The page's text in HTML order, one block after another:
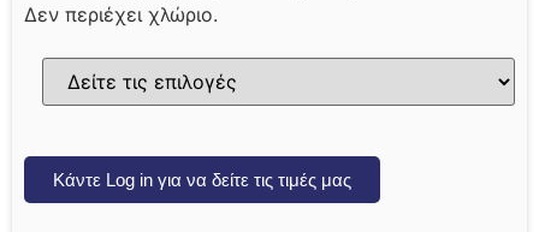
Δεν περιέχει χλώριο.
Κάντε Log in για να δείτε τις τιμές μας